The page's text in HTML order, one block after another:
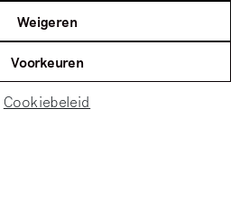
Weigeren
Voorkeuren
Cookiebeleid